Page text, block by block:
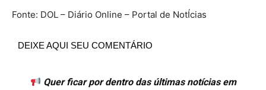
Fonte: DOL – Diário Online – Portal de NotÍcias
DEIXE AQUI SEU COMENTÁRIO
Quer ficar por dentro das últimas notícias em